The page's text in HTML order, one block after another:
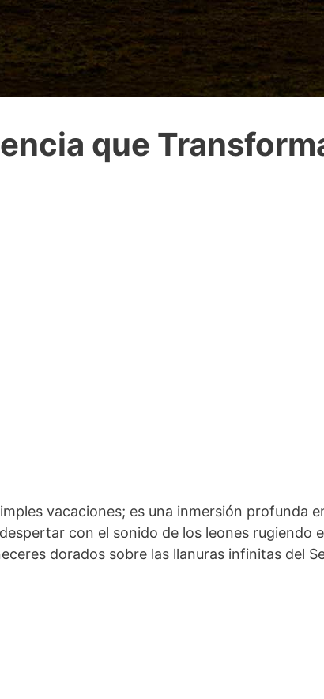
que
vacaciones; es una inmersión profunda
con el sonido de los leones rugiendo
dorados sobre las llanuras infinitas del